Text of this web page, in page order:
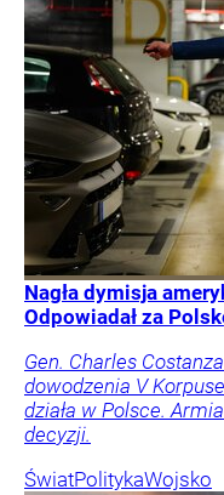
Nagła dymisja
Odpowiadał za
Gen. Charles
dowodzenia V
działa w Polsce.
decyzji.
ŚwiatPolitykaWojsko